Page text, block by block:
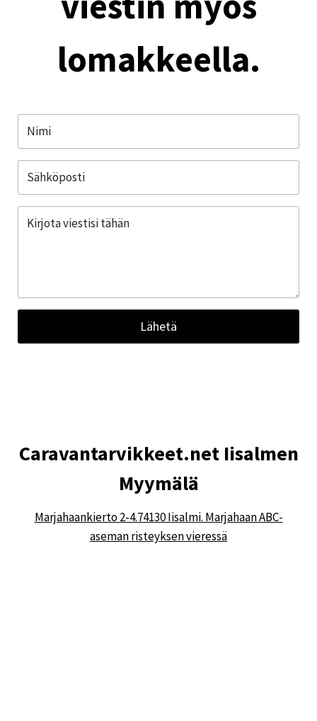
lomakkeella.
Lähetä
Caravantarvikkeet.net Iisalmen
Myymälä
Marjahaankierto 2-4.74130 Iisalmi. Marjahaan ABC-
aseman risteyksen vieressä